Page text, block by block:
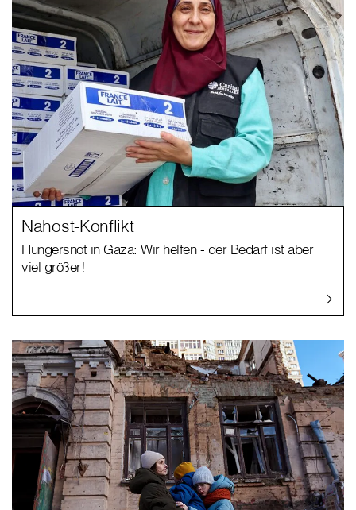
Nahost-Konflikt
Hungersnot in Gaza: Wir helfen - der Bedarf ist aber
viel größer!